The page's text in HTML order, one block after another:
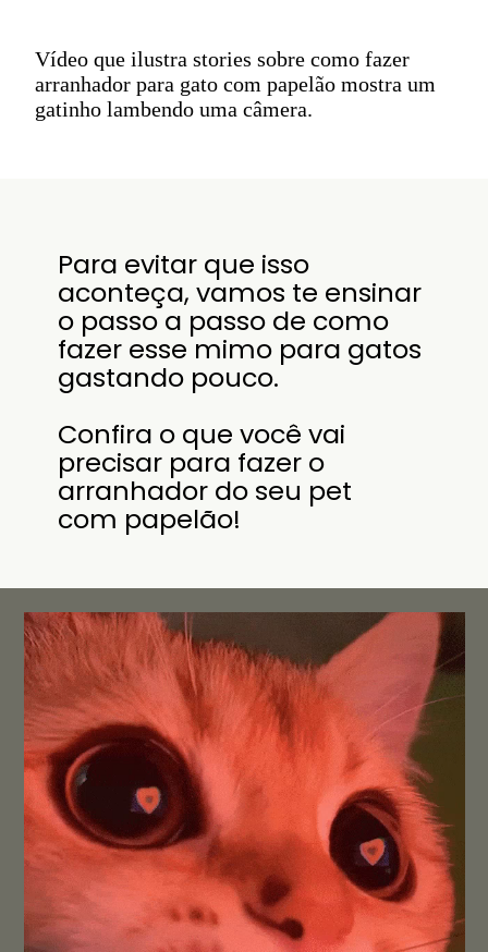
Vídeo que ilustra stories sobre como fazer
arranhador para gato com papelão mostra um
gatinho lambendo uma câmera.
Para evitar que isso
aconteça, vamos te ensinar
o passo a passo de como
fazer esse mimo para gatos
gastando pouco.
Confira o que você vai
precisar para fazer o
arranhador do seu pet
com papelão!